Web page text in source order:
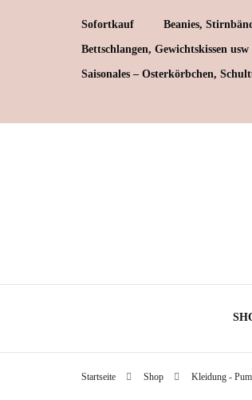
Sofortkauf Beanies,
Bettschlangen, Gewichtskissen usw
Saisonales – Osterkörbchen,
Startseite Shop Kleidung -